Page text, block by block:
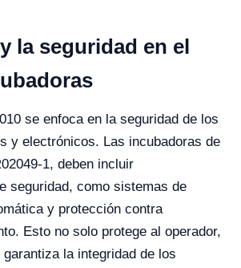
la seguridad en el
se enfoca en la seguridad de los
y electrónicos. Las incubadoras de
1, deben incluir
seguridad, como sistemas de
y protección contra
Esto no solo protege al operador,
la integridad de los